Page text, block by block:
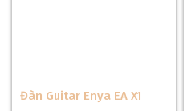
Đàn Guitar Enya EA X1